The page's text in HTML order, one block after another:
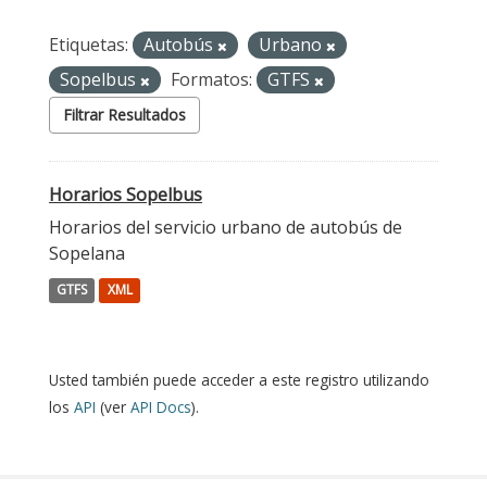
Etiquetas: Autobús
Urbano
Sopelbus
Formatos: GTFS
Filtrar Resultados
Horarios Sopelbus
Horarios del servicio urbano de autobús de
Sopelana
GTFS XML
Usted también puede acceder a este registro utilizando
los API (ver API Docs).